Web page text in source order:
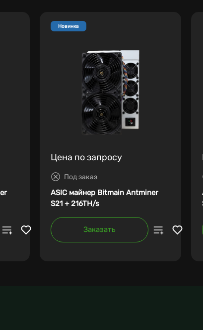
Новинка
Цена по запросу
Под заказ
ASIC майнер Bitmain Antminer
S21 + 216TH/s
Заказать